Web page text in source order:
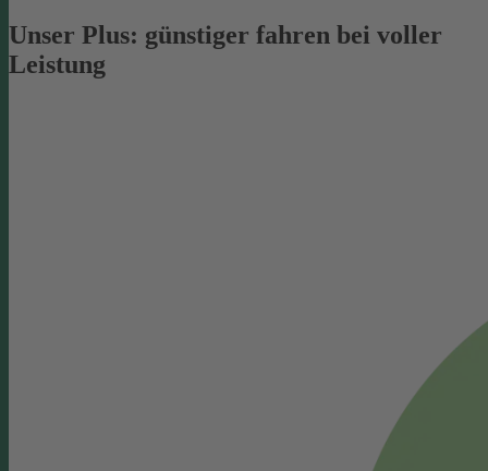
Unser Plus: günstiger fahren bei voller
Leistung